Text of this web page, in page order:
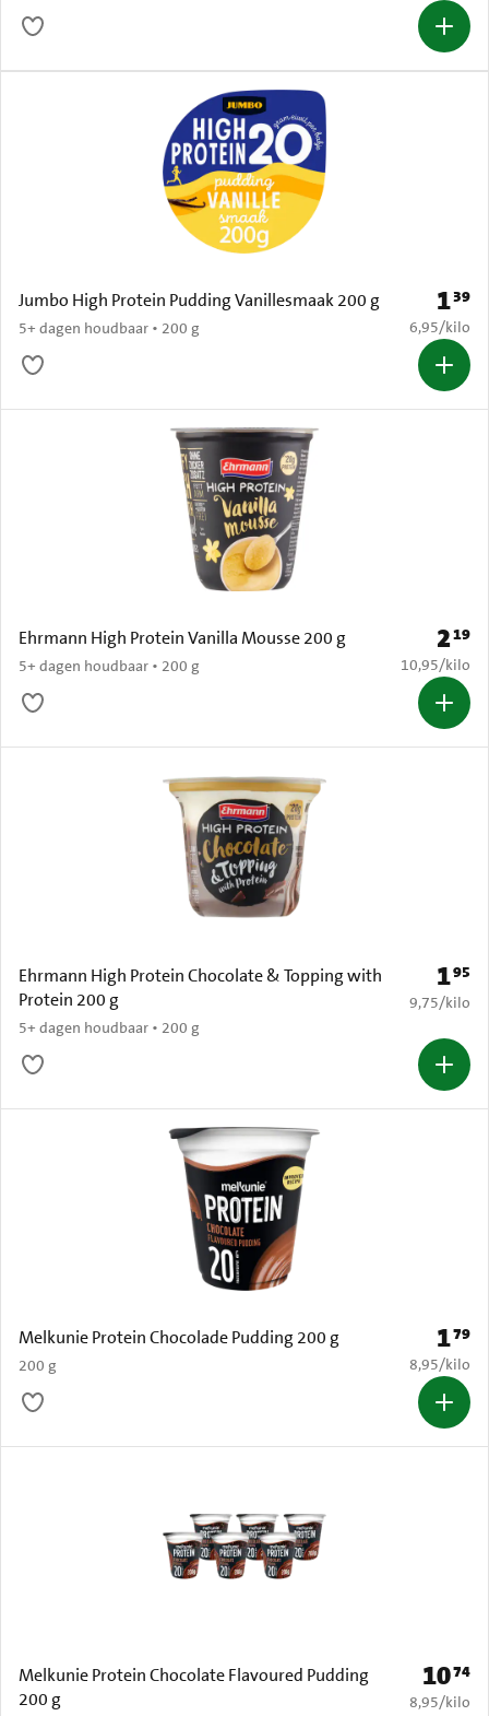
Jumbo High Protein Pudding Vanillesmaak 200 g
5+ dagen houdbaar • 200 g
Prijs:
139
€ 6,95 per
6,95/kilo
Ehrmann High Protein Vanilla Mousse 200 g
5+ dagen houdbaar • 200 g
Prijs:
219
€ 10,95 per
10,95/kilo
Ehrmann High Protein Chocolate & Topping with
Protein 200 g
5+ dagen houdbaar • 200 g
Prijs:
195
€ 9,75 per
9,75/kilo
Melkunie Protein Chocolade Pudding 200 g
200 g
Prijs:
179
€ 8,95 per
8,95/kilo
Melkunie Protein Chocolate Flavoured Pudding
200 g
Prijs: €
1074
€ 8,95 per
8,95/kilo